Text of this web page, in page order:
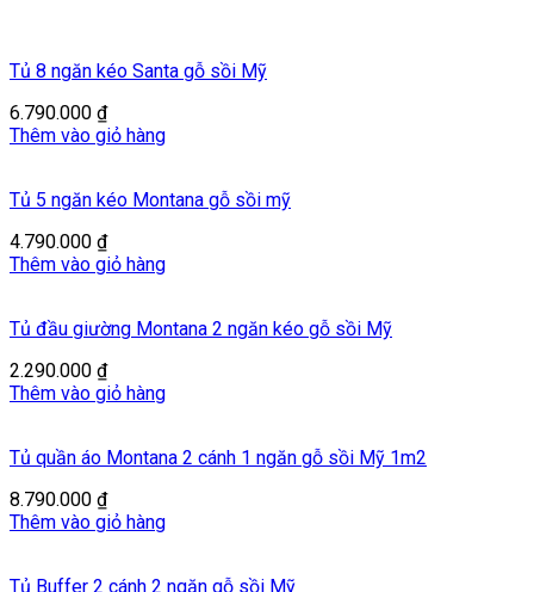
Tủ 8 ngăn kéo Santa gỗ sồi Mỹ
6.790.000 ₫
Thêm vào giỏ hàng
Tủ 5 ngăn kéo Montana gỗ sồi mỹ
4.790.000 ₫
Thêm vào giỏ hàng
Tủ đầu giường Montana 2 ngăn kéo gỗ sồi Mỹ
2.290.000 ₫
Thêm vào giỏ hàng
Tủ quần áo Montana 2 cánh 1 ngăn gỗ sồi Mỹ 1m2
8.790.000 ₫
Thêm vào giỏ hàng
Tủ Buffer 2 cánh 2 ngăn gỗ sồi Mỹ